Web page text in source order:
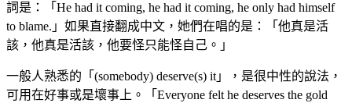
詞是：「He had it coming, he had it coming, he only had himself
to blame.」如果直接翻成中文，她們在唱的是：「他真是活
該，他真是活該，他要怪只能怪自己。」
一般人熟悉的「(somebody) deserve(s) it」，是很中性的說法，
可用在好事或是壞事上。「Everyone felt he deserves the gold